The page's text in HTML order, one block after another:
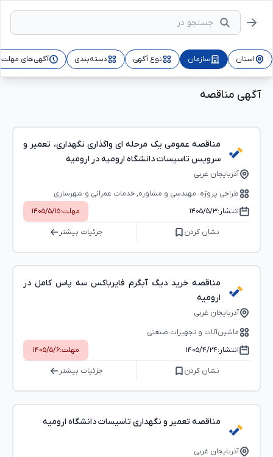
استان سازمان نوع آگهی دسته‌بندی آگهی‌های
آگهی مناقصه
مناقصه عمومی یک مرحله ای واگذاری نگهداری، تعمیر و
سرویس تاسیسات دانشگاه ارومیه در ارومیه
آذربایجان غربی
طراحی پروژه، مهندسی و مشاوره, خدمات عمرانی و شهرسازی
انتشار:۱۴۰۵/۵/۳ مهلت:۱۴۰۵/۵/۱۵
نشان کردن جزئیات بیشتر
مناقصه خرید دیگ آبگرم فایرباکس سه پاس کامل در
ارومیه
آذربایجان غربی
ماشین‌آلات و تجهیزات صنعتی
انتشار:۱۴۰۵/۴/۲۴ مهلت:۱۴۰۵/۵/۶
نشان کردن جزئیات بیشتر
مناقصه تعمیر و نگهداری تاسیسات دانشگاه ارومیه
آذربایجان غربی